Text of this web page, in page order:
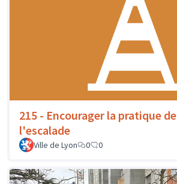
215 - Encourager la pratique de
l'escalade
Ville de Lyon 0 0